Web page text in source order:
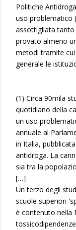
Politiche
uso problematico
assottigliata tanto
provato almeno
metodi tramite
generale le
(1) Circa 90mila
quotidiano della
un uso
annuale al
in Italia,
antidroga. La
sia tra la
[…]
Un terzo degli
scuole superiori
è contenuto nella